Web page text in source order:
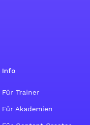
Account
Info
Für Trainer
Für Akademien